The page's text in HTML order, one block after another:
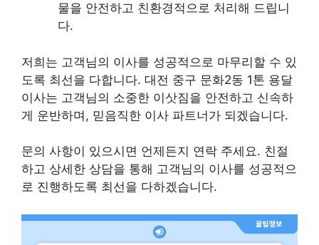
물을 안전하고 친환경적으로 처리해 드립니
다.
저희는 고객님의 이사를 성공적으로 마무리할 수 있
도록 최선을 다합니다. 대전 중구 문화2동 1톤 용달
이사는 고객님의 소중한 이삿짐을 안전하고 신속하
게 운반하며, 믿음직한 이사 파트너가 되겠습니다.
문의 사항이 있으시면 언제든지 연락 주세요. 친절
하고 상세한 상담을 통해 고객님의 이사를 성공적으
로 진행하도록 최선을 다하겠습니다.